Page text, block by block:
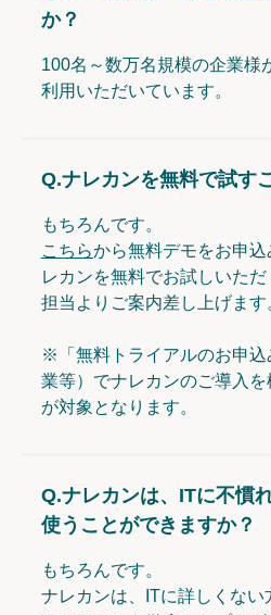
か？
100名～数万名規模の企業様
利用いただいています。
Q.ナレカンを無料で試す
もちろんです。
こちらから無料デモをお申
レカンを無料でお試しいた
担当よりご案内差し上げます
※「無料トライアルのお申込
業等）でナレカンのご導入
が対象となります。
Q.ナレカンは、ITに不慣
使うことができますか？
もちろんです。
ナレカンは、ITに詳しくない